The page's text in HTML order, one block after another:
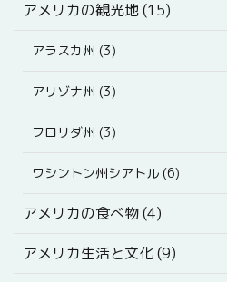
アメリカの観光地 (15)
アラスカ州 (3)
アリゾナ州 (3)
フロリダ州 (3)
ワシントン州シアトル (6)
アメリカの食べ物 (4)
アメリカ生活と文化 (9)